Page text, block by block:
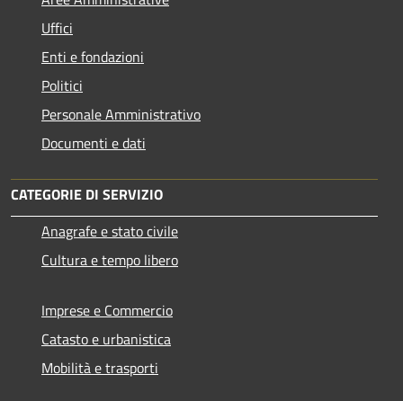
Uffici
Enti e fondazioni
Politici
Personale Amministrativo
Documenti e dati
CATEGORIE DI SERVIZIO
Anagrafe e stato civile
Cultura e tempo libero
Imprese e Commercio
Catasto e urbanistica
Mobilità e trasporti